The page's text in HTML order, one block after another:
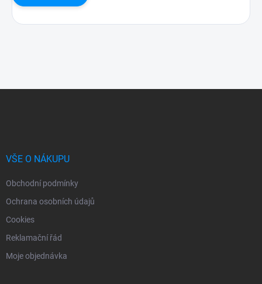
VŠE O NÁKUPU
Obchodní podmínky
Ochrana osobních údajů
Cookies
Reklamační řád
Moje objednávka